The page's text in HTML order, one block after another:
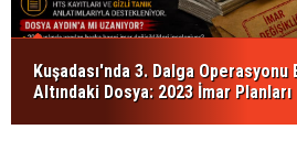
Kuşadası'nda 3. Dalga
Altındaki Dosya: 2023 İmar Planları